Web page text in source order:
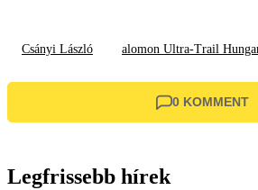
Csányi László alomon Ultra-Trail
0 KOMMENT
Legfrissebb hírek